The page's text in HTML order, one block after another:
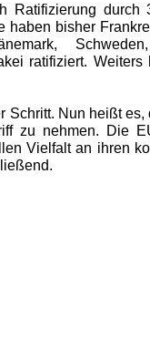
Ratifizierung durch
haben bisher
ratifiziert. Weiters
Schritt. Nun heißt es,
zu nehmen. Die
Vielfalt an ihren